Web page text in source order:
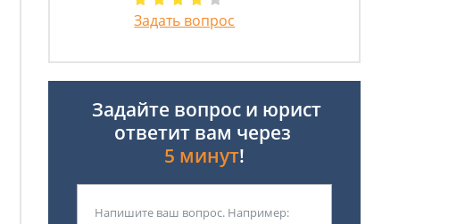
Задать вопрос
Задайте вопрос и юрист
ответит вам через
5 минут!